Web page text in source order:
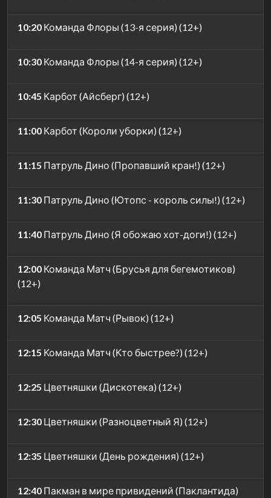
10:20 Команда Флоры (13-я серия) (12+)
10:30 Команда Флоры (14-я серия) (12+)
10:45 Карбот (Айсберг) (12+)
11:00 Карбот (Короли уборки) (12+)
11:15 Патруль Дино (Пропавший кран!) (12+)
11:30 Патруль Дино (Ютопс - король силы!) (12+)
11:40 Патруль Дино (Я обожаю хот-доги!) (12+)
12:00 Команда Матч (Брусья для бегемотиков)
(12+)
12:05 Команда Матч (Рывок) (12+)
12:15 Команда Матч (Кто быстрее?) (12+)
12:25 Цветняшки (Дискотека) (12+)
12:30 Цветняшки (Разноцветный Я) (12+)
12:35 Цветняшки (День рождения) (12+)
12:40 Пакман в мире привидений (Паклантида)